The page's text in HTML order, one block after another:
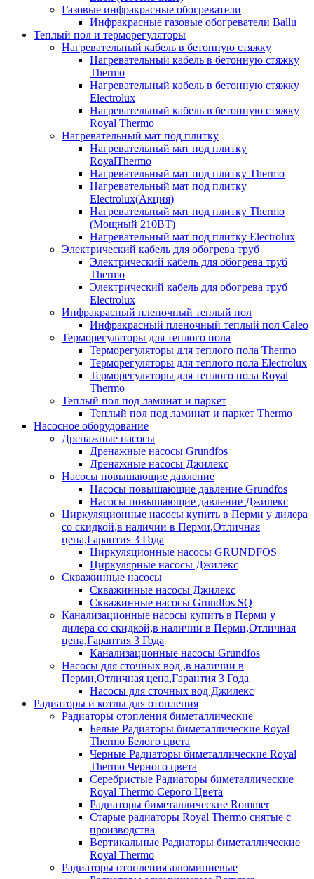
Газовые инфракрасные обогреватели
Инфракрасные газовые обогреватели Ballu
Теплый пол и терморегуляторы
Нагревательный кабель в бетонную стяжку
Нагревательный кабель в бетонную стяжку
Thermo
Нагревательный кабель в бетонную стяжку
Electrolux
Нагревательный кабель в бетонную стяжку
Royal Thermo
Нагревательный мат под плитку
Нагревательный мат под плитку
RoyalThermo
Нагревательный мат под плитку Thermo
Нагревательный мат под плитку
Electrolux(Акция)
Нагревательный мат под плитку Thermo
(Мощный 210ВТ)
Нагревательный мат под плитку Electrolux
Электрический кабель для обогрева труб
Электрический кабель для обогрева труб
Thermo
Электрический кабель для обогрева труб
Electrolux
Инфракрасный пленочный теплый пол
Инфракрасный пленочный теплый пол Caleo
Терморегуляторы для теплого пола
Терморегуляторы для теплого пола Thermo
Терморегуляторы для теплого пола Electrolux
Терморегуляторы для теплого пола Royal
Thermo
Теплый пол под ламинат и паркет
Теплый пол под ламинат и паркет Thermo
Насосное оборудование
Дренажные насосы
Дренажные насосы Grundfos
Дренажные насосы Джилекс
Насосы повышающие давление
Насосы повышающие давление Grundfos
Насосы повышающие давление Джилекс
Циркуляционные насосы купить в Перми у дилера
со скидкой,в наличии в Перми,Отличная
цена,Гарантия 3 Года
Циркуляционные насосы GRUNDFOS
Циркулярные насосы Джилекс
Скважинные насосы
Скважинные насосы Джилекс
Скважинные насосы Grundfos SQ
Канализационные насосы купить в Перми у
дилера со скидкой,в наличии в Перми,Отличная
цена,Гарантия 3 Года
Канализационные насосы Grundfos
Насосы для сточных вод ,в наличии в
Перми,Отличная цена,Гарантия 3 Года
Насосы для сточных вод Джилекс
Радиаторы и котлы для отопления
Радиаторы отопления биметаллические
Белые Радиаторы биметаллические Royal
Thermo Белого цвета
Черные Радиаторы биметаллические Royal
Thermo Черного цвета
Серебристые Радиаторы биметаллические
Royal Thermo Серого Цвета
Радиаторы биметаллические Rommer
Старые радиаторы Royal Thermo снятые с
производства
Вертикальные Радиаторы биметаллические
Royal Thermo
Радиаторы отопления алюминиевые